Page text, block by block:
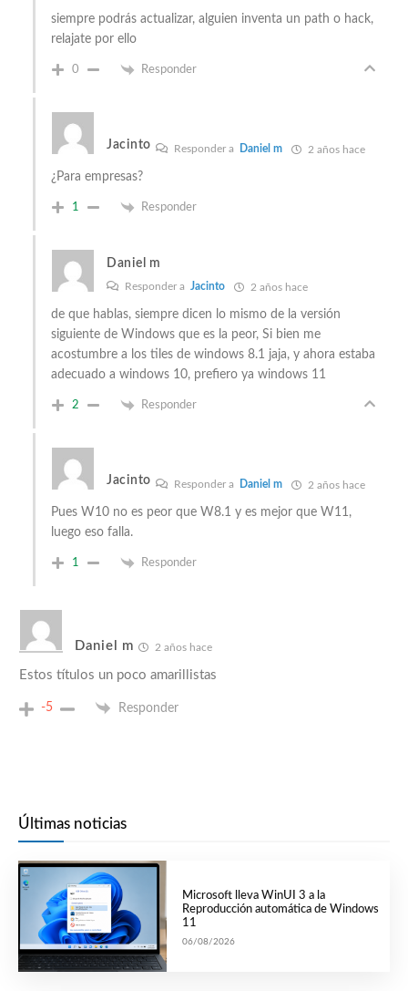
siempre podrás actualizar, alguien inventa un path o hack,
relajate por ello
0 Responder
Jacinto Responder a Daniel m 2 años hace
¿Para empresas?
1 Responder
Daniel m
Responder a Jacinto 2 años hace
de que hablas, siempre dicen lo mismo de la versión
siguiente de Windows que es la peor, Si bien me
acostumbre a los tiles de windows 8.1 jaja, y ahora estaba
adecuado a windows 10, prefiero ya windows 11
2 Responder
Jacinto Responder a Daniel m 2 años hace
Pues W10 no es peor que W8.1 y es mejor que W11,
luego eso falla.
1 Responder
Daniel m 2 años hace
Estos títulos un poco amarillistas
-5 Responder
Últimas noticias
Microsoft lleva WinUI 3 a la
Reproducción automática de Windows
11
06/08/2026